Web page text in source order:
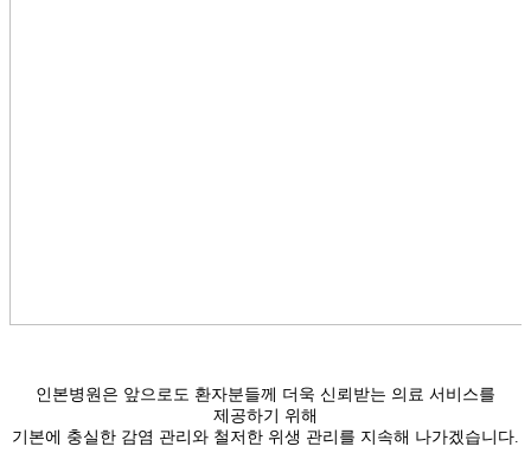
인본병원은 앞으로도 환자분들께 더욱 신뢰받는 의료 서비스를
제공하기 위해
기본에 충실한 감염 관리와 철저한 위생 관리를 지속해 나가겠습니다.